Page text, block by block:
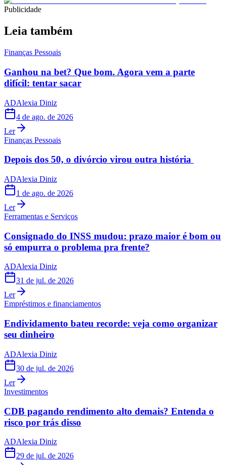
Publicidade
Leia também
Finanças Pessoais
Ganhou na bet? Que bom. Agora vem a parte
difícil: tentar sacar
ADAlexia Diniz
4 de ago. de 2026
Ler
Finanças Pessoais
Depois dos 50, o divórcio virou outra história
ADAlexia Diniz
1 de ago. de 2026
Ler
Ferramentas e Serviços
Consignado do INSS mudou: prazo maior é bom ou
só empurra o problema pra frente?
ADAlexia Diniz
31 de jul. de 2026
Ler
Empréstimos e financiamentos
Endividamento bateu recorde: veja como organizar
seu dinheiro
ADAlexia Diniz
30 de jul. de 2026
Ler
Investimentos
CDB pagando rendimento alto demais? Entenda o
risco por trás disso
ADAlexia Diniz
29 de jul. de 2026